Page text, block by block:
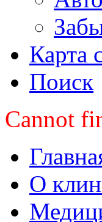
Карта
Поиск
Cannot
О